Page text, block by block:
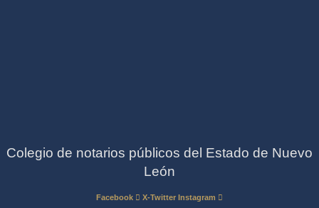
Colegio de notarios públicos del Estado de Nuevo
León
Facebook X-Twitter Instagram